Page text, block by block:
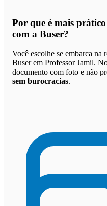
Por que é mais
com a Buser?
Você escolhe se embarca
Buser em Professor Jamil.
documento com foto e não
sem burocracias.